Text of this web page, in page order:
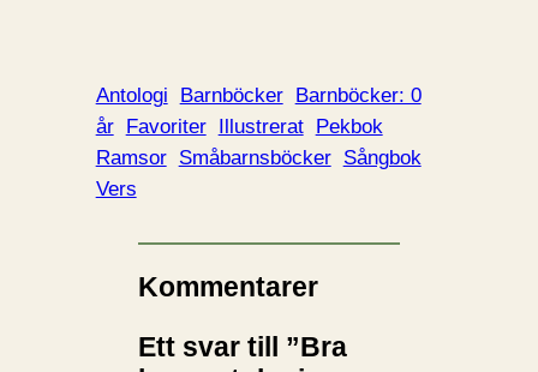
Antologi Barnböcker Barnböcker: 0
år Favoriter Illustrerat Pekbok
Ramsor Småbarnsböcker Sångbok
Vers
Kommentarer
Ett svar till ”Bra